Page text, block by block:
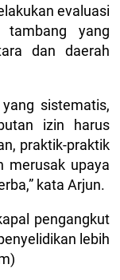
evaluasi
tambang yang
dan daerah
sistematis,
izin harus
praktik-praktik
merusak upaya
kata Arjun.
pengangkut
lebih